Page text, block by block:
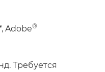
Adobe®
Требуется